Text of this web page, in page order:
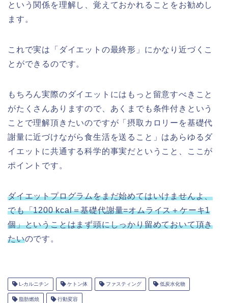
という関係を理解し、覚えておかれることをお勧めし
ます。
これで実は「ダイエットの最終形」にかなり近づくこ
とができるのです。
もちろん実際のダイエットにはもっと留意すべきこと
がたくさんありますので、あくまでも条件付きという
ことで理解頂きたいのですが「摂取カロリーを基礎代
謝量に近づけながら食生活を送ること」はあらゆるダ
イエットに共通する科学的事実だということ、ここが
ポイントです。
ダイエットプログラムをまだ始めてはいけませんよ、
でも「1200 kcal＝基礎代謝量=オムライス＋ケーキ1
個」ということはまず頭にしっかり留めておいて頂き
たいのです。
L-カルニチン ケトン体 ファスティング 低炭水化物
脂肪燃焼 行動変容